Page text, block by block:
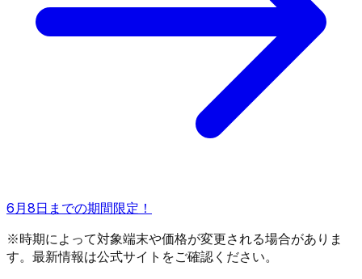
6月8日までの期間限定！
※時期によって対象端末や価格が変更される場合がありま
す。最新情報は公式サイトをご確認ください。